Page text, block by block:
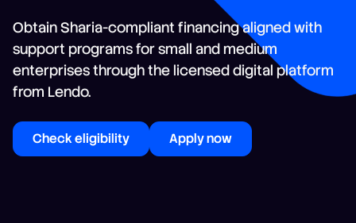
Obtain Sharia-compliant financing aligned with
support programs for small and medium
enterprises through the licensed digital platform
from Lendo.
Check eligibility Apply now